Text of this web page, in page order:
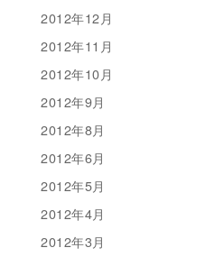
2012年12月
2012年11月
2012年10月
2012年9月
2012年8月
2012年6月
2012年5月
2012年4月
2012年3月